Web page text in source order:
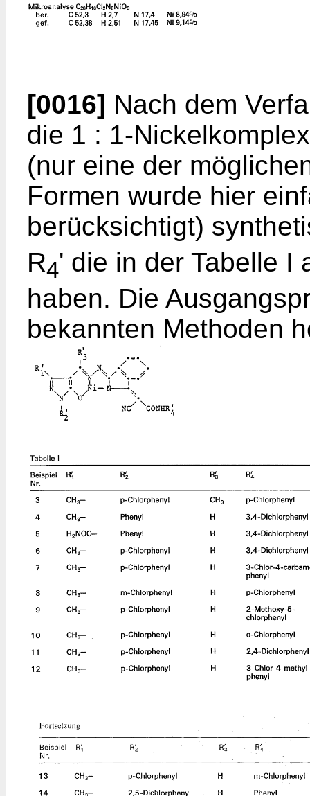
[0016] Nach dem
die 1 : 1-
(nur eine der
Formen wurde hier
berücksichtigt)
R4' die in der Tabelle I
haben. Die
bekannten Methoden